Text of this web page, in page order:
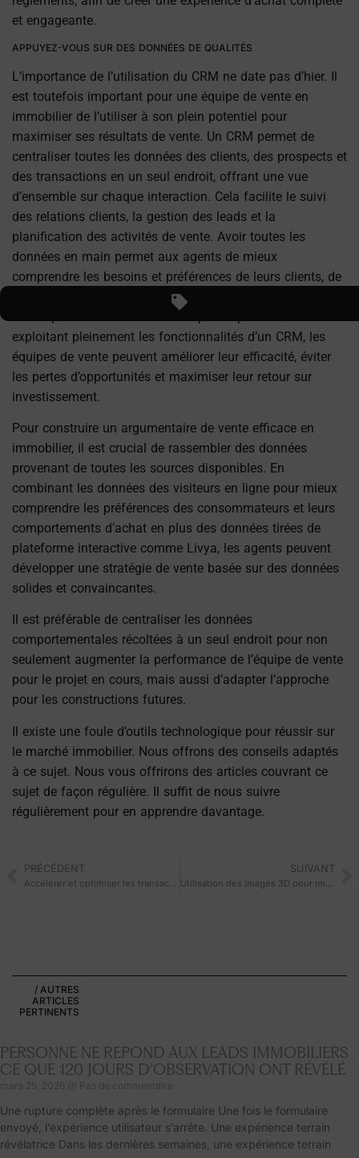
et engageante.
APPUYEZ-VOUS SUR DES DONNÉES DE QUALITÉS
L’importance de l’utilisation du CRM ne date pas d’hier. Il
est toutefois important pour une équipe de vente en
immobilier de l’utiliser à son plein potentiel pour
maximiser ses résultats de vente. Un CRM permet de
centraliser toutes les données des clients, des prospects et
des transactions en un seul endroit, offrant une vue
d’ensemble sur chaque interaction. Cela facilite le suivi
des relations clients, la gestion des leads et la
planification des activités de vente. Avoir toutes les
données en main permet aux agents de mieux
comprendre les besoins et préférences de leurs clients, de
personnaliser leurs approches, et de prioriser les actions à
exploitant pleinement les fonctionnalités d’un CRM, les
équipes de vente peuvent améliorer leur efficacité, éviter
les pertes d’opportunités et maximiser leur retour sur
investissement.
Pour construire un argumentaire de vente efficace en
immobilier, il est crucial de rassembler des données
provenant de toutes les sources disponibles. En
combinant les données des visiteurs en ligne pour mieux
comprendre les préférences des consommateurs et leurs
comportements d’achat en plus des données tirées de
plateforme interactive comme Livya, les agents peuvent
développer une stratégie de vente basée sur des données
solides et convaincantes.
Il est préférable de centraliser les données
comportementales récoltées à un seul endroit pour non
seulement augmenter la performance de l’équipe de vente
pour le projet en cours, mais aussi d’adapter l’approche
pour les constructions futures.
Il existe une foule d’outils technologique pour réussir sur
le marché immobilier. Nous offrons des conseils adaptés
à ce sujet. Nous vous offrirons des articles couvrant ce
sujet de façon régulière. Il suffit de nous suivre
régulièrement pour en apprendre davantage.
PRÉCÉDENT
Accélérer et optimiser les transactions Immobilières avec la technologie
SUIVANT
Utilisation des images 3D pour mieux qualifier les prospects.
/ AUTRES
ARTICLES
PERTINENTS
PERSONNE NE RÉPOND AUX LEADS IMMOBILIERS :
CE QUE 120 JOURS D’OBSERVATION ONT RÉVÉLÉ
mars 25, 2026 Pas de commentaire
Une rupture complète après le formulaire Une fois le formulaire
envoyé, l’expérience utilisateur s’arrête. Une expérience terrain
révélatrice Dans les dernières semaines, une expérience terrain